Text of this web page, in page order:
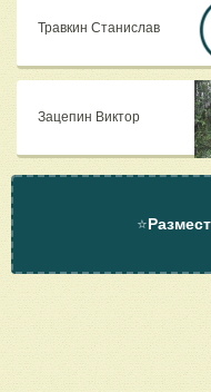
Травкин Станислав
Зацепин Виктор
⭐